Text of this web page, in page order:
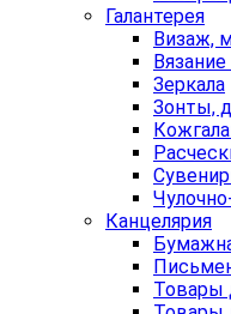
Галантерея
Визаж,
Зеркала
Зонты,
Канцелярия
Товары